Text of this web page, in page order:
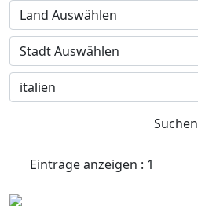
Suchen
Einträge anzeigen : 1